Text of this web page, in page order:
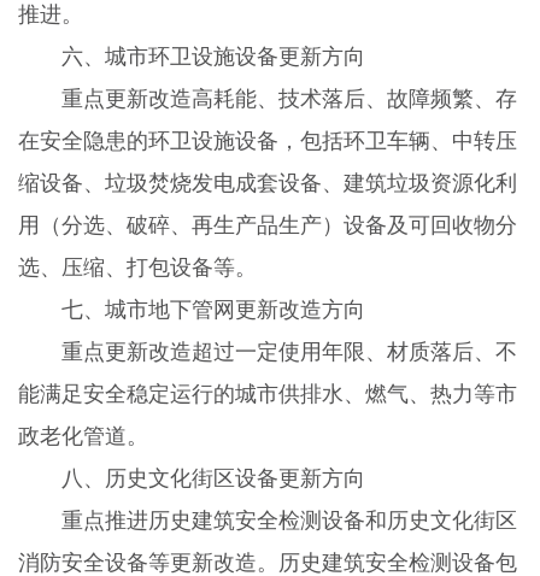
推进。
六、城市环卫设施设备更新方向
重点更新改造高耗能、技术落后、故障频繁、存
在安全隐患的环卫设施设备，包括环卫车辆、中转压
缩设备、垃圾焚烧发电成套设备、建筑垃圾资源化利
用（分选、破碎、再生产品生产）设备及可回收物分
选、压缩、打包设备等。
七、城市地下管网更新改造方向
重点更新改造超过一定使用年限、材质落后、不
能满足安全稳定运行的城市供排水、燃气、热力等市
政老化管道。
八、历史文化街区设备更新方向
重点推进历史建筑安全检测设备和历史文化街区
消防安全设备等更新改造。历史建筑安全检测设备包